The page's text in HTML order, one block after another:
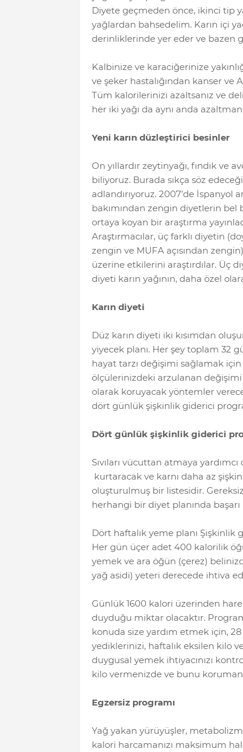
Diyete geçmeden önce, ikinci tip
yağlardan bahsedelim. Karın içi
derinliklerinde yer eder ve bazen
Kalbinize ve karaciğerinize
ve şeker hastalığından kanser ve
Tüm kalorilerinizi azaltsanız ve
her iki yağı da aynı anda
Yeni karın düzleştirici besinler
On yıllardır zeytinyağı, fındık ve
biliyoruz. Burada sıkça söz
adlandırıyoruz. 2007’de İspanyol
bakımından zengin diyetlerin bel
ortaya koyan bir araştırma
Araştırmacılar, üç farklı diyetin
zengin ve MUFA açısından
üzerine etkilerini araştırdılar. Üç
diyeti karın yağının, daha özel
Karın diyeti
Düz karın diyeti iki kısımdan
yiyecek planı. Her şey toplam 32
hayat tarzı değişimi sağlamak
ölçülerinizdeki arzulanan değişimi
olarak koruyacak yöntemler
dört günlük şişkinlik giderici
Dört günlük şişkinlik giderici
Sıvıları vücuttan atmaya
kurtaracak ve karnı daha az
oluşturulmuş bir listesidir.
herhangi bir diyet planında başarı
Dört haftalık yeme planı
Her gün üçer adet 400 kalorilik
yemek ve ara öğün (çerez)
yağ asidi) yeteri derecede ihtiva
Günlük 1600 kalori üzerinden
duyduğu miktar olacaktır.
konuda size yardım etmek için,
yediklerinizi, haftalık eksilen kilo
duygusal yemek ihtiyacınızı
kilo vermenizde ve bunu
Egzersiz programı
Yağ yakan yürüyüşler,
kalori harcamanızı maksimum